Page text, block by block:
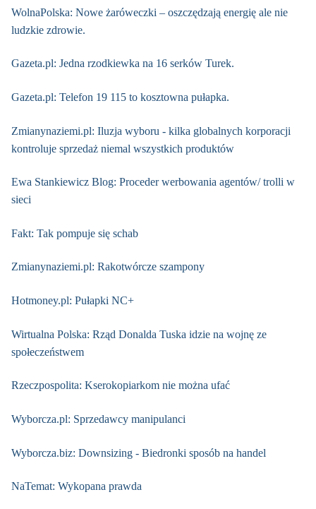
WolnaPolska: Nowe żaróweczki – oszczędzają energię ale nie
ludzkie zdrowie.
Gazeta.pl: Jedna rzodkiewka na 16 serków Turek.
Gazeta.pl: Telefon 19 115 to kosztowna pułapka.
Zmianynaziemi.pl: Iluzja wyboru - kilka globalnych korporacji
kontroluje sprzedaż niemal wszystkich produktów
Ewa Stankiewicz Blog: Proceder werbowania agentów/ trolli w
sieci
Fakt: Tak pompuje się schab
Zmianynaziemi.pl: Rakotwórcze szampony
Hotmoney.pl: Pułapki NC+
Wirtualna Polska: Rząd Donalda Tuska idzie na wojnę ze
społeczeństwem
Rzeczpospolita: Kserokopiarkom nie można ufać
Wyborcza.pl: Sprzedawcy manipulanci
Wyborcza.biz: Downsizing - Biedronki sposób na handel
NaTemat: Wykopana prawda